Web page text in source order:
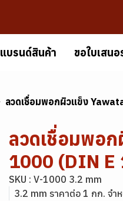
แบรนด์สินค้า ขอใบเสนอ
ลวดเชื่อมพอกผิวแข็ง
ลวดเชื่อมพอ
1000 (DIN E
SKU : V-1000 3.2 mm
3.2 mm ราคาต่อ 1 กก. จำ